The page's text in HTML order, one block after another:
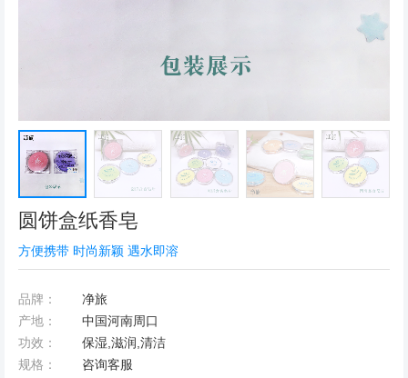
圆饼盒纸香皂
方便携带 时尚新颖 遇水即溶
品牌：
净旅
产地：
中国河南周口
功效：
保湿,滋润,清洁
规格：
咨询客服